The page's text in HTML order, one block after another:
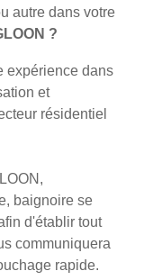
autre dans votre
?
expérience dans
et
résidentiel
baignoire se
d'établir tout
communiquera
rapide.